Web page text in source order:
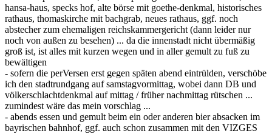
hansa-haus, specks hof, alte börse mit goethe-denkmal, historisches
rathaus, thomaskirche mit bachgrab, neues rathaus, ggf. noch
abstecher zum ehemaligen reichskammergericht (dann leider nur
noch von außen zu besehen) ... da die innenstadt nicht übermäßig
groß ist, ist alles mit kurzen wegen und in aller gemult zu fuß zu
bewältigen
- sofern die perVersen erst gegen späten abend eintrülden, verschöbe
ich den stadtrundgang auf samstagvormittag, wobei dann DB und
völkerschlachtdenkmal auf mittag / früher nachmittag rütschen ...
zumindest wäre das mein vorschlag ...
- abends essen und gemult beim ein oder anderen bier absacken im
bayrischen bahnhof, ggf. auch schon zusammen mit den VIZGES